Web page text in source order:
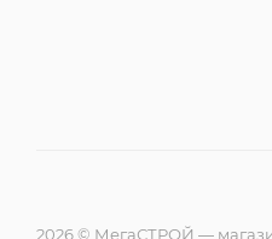
2026 © МегаСТРОЙ —